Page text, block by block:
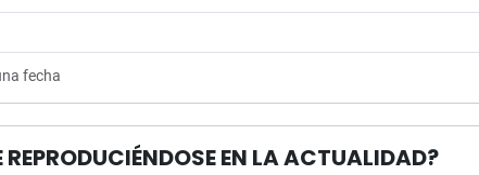
fecha
REPRODUCIÉNDOSE EN LA ACTUALIDAD?